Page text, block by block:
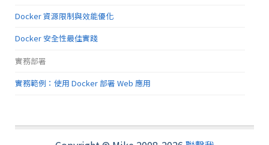
Docker 資源限制與效能優化
Docker 安全性最佳實踐
實務部署
實務範例：使用 Docker 部署 Web 應用